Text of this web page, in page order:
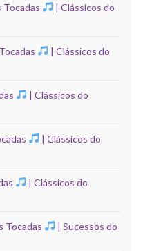
Tocadas
| Clássicos do
| Clássicos do
| Clássicos do
| Clássicos do
| Clássicos do
Tocadas
| Sucessos do